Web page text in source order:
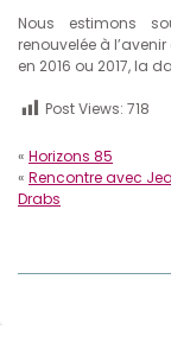
Nous estimons
renouvelée à
en 2016 ou 2017, la
Post Views: 718
« Horizons 85
« Rencontre avec
Drabs